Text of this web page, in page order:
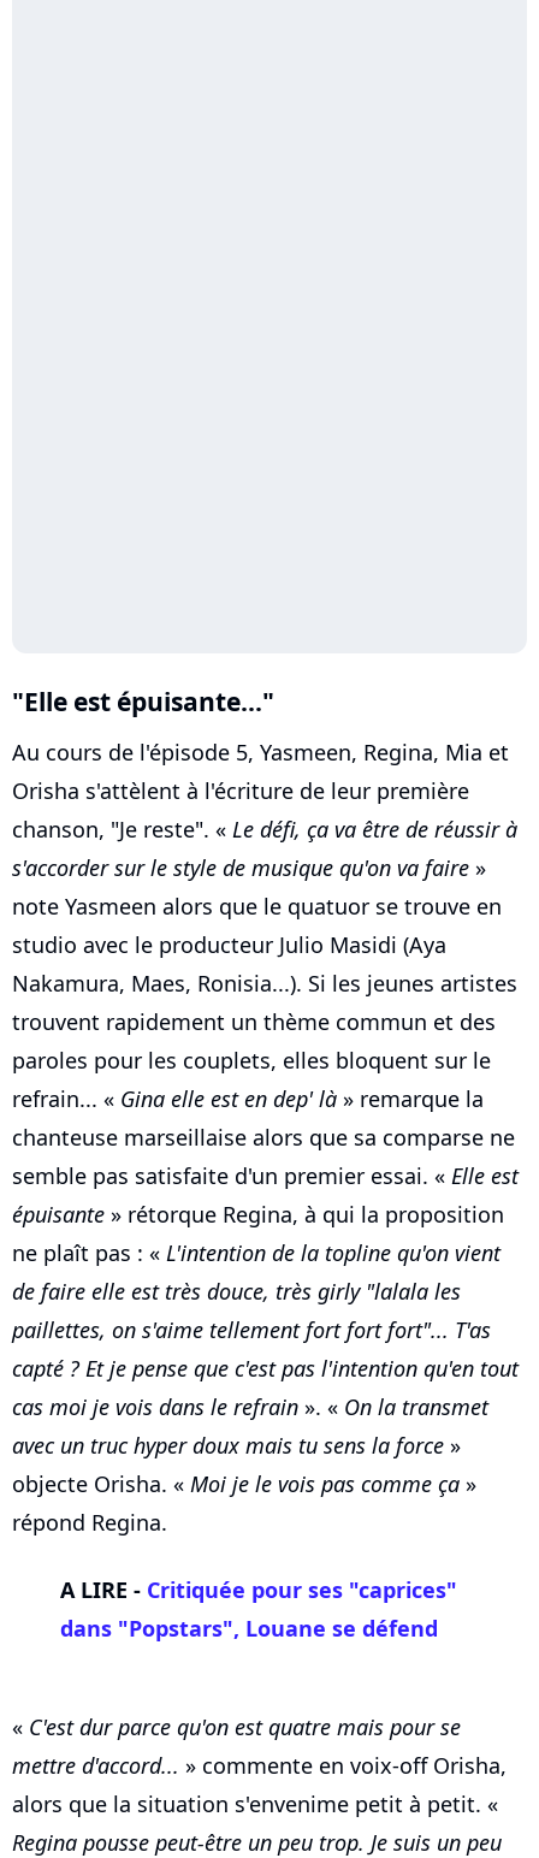
"Elle est épuisante..."
Au cours de l'épisode 5, Yasmeen, Regina, Mia et
Orisha s'attèlent à l'écriture de leur première
chanson, "Je reste". « Le défi, ça va être de réussir à
s'accorder sur le style de musique qu'on va faire »
note Yasmeen alors que le quatuor se trouve en
studio avec le producteur Julio Masidi (Aya
Nakamura, Maes, Ronisia...). Si les jeunes artistes
trouvent rapidement un thème commun et des
paroles pour les couplets, elles bloquent sur le
refrain... « Gina elle est en dep' là » remarque la
chanteuse marseillaise alors que sa comparse ne
semble pas satisfaite d'un premier essai. « Elle est
épuisante » rétorque Regina, à qui la proposition
ne plaît pas : « L'intention de la topline qu'on vient
de faire elle est très douce, très girly "lalala les
paillettes, on s'aime tellement fort fort fort"... T'as
capté ? Et je pense que c'est pas l'intention qu'en tout
cas moi je vois dans le refrain ». « On la transmet
avec un truc hyper doux mais tu sens la force »
objecte Orisha. « Moi je le vois pas comme ça »
répond Regina.
A LIRE - Critiquée pour ses "caprices"
dans "Popstars", Louane se défend
« C'est dur parce qu'on est quatre mais pour se
mettre d'accord... » commente en voix-off Orisha,
alors que la situation s'envenime petit à petit. «
Regina pousse peut-être un peu trop. Je suis un peu